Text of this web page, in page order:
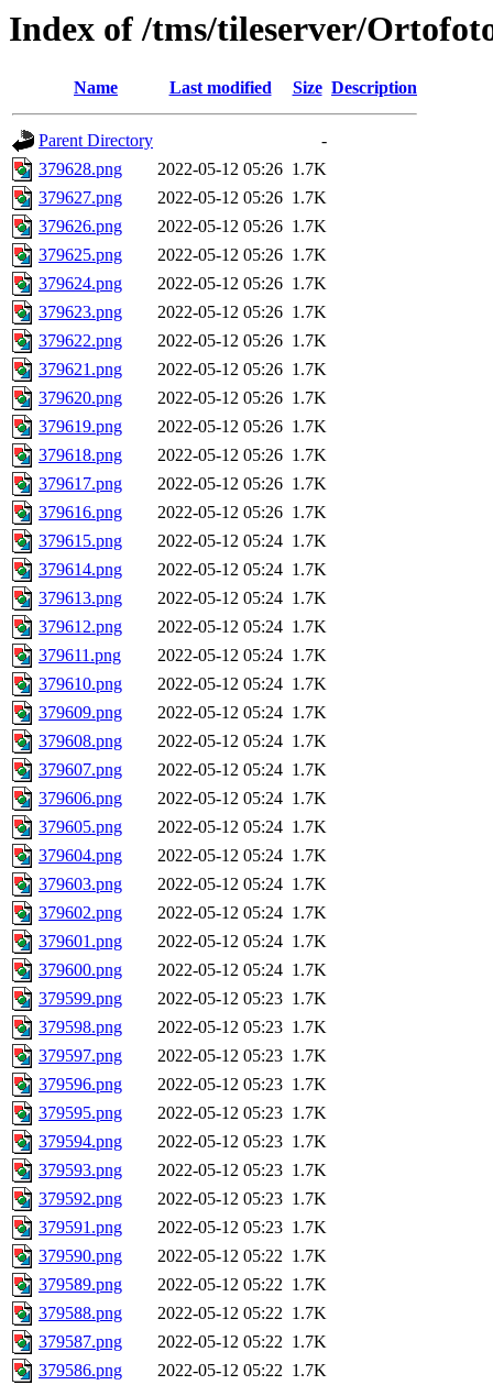
Index of /tms/tileserver/
Name Last modified Size Description
Parent Directory
-
379628.png
2022-05-12 05:26 1.7K
379627.png
2022-05-12 05:26 1.7K
379626.png
2022-05-12 05:26 1.7K
379625.png
2022-05-12 05:26 1.7K
379624.png
2022-05-12 05:26 1.7K
379623.png
2022-05-12 05:26 1.7K
379622.png
2022-05-12 05:26 1.7K
379621.png
2022-05-12 05:26 1.7K
379620.png
2022-05-12 05:26 1.7K
379619.png
2022-05-12 05:26 1.7K
379618.png
2022-05-12 05:26 1.7K
379617.png
2022-05-12 05:26 1.7K
379616.png
2022-05-12 05:26 1.7K
379615.png
2022-05-12 05:24 1.7K
379614.png
2022-05-12 05:24 1.7K
379613.png
2022-05-12 05:24 1.7K
379612.png
2022-05-12 05:24 1.7K
379611.png
2022-05-12 05:24 1.7K
379610.png
2022-05-12 05:24 1.7K
379609.png
2022-05-12 05:24 1.7K
379608.png
2022-05-12 05:24 1.7K
379607.png
2022-05-12 05:24 1.7K
379606.png
2022-05-12 05:24 1.7K
379605.png
2022-05-12 05:24 1.7K
379604.png
2022-05-12 05:24 1.7K
379603.png
2022-05-12 05:24 1.7K
379602.png
2022-05-12 05:24 1.7K
379601.png
2022-05-12 05:24 1.7K
379600.png
2022-05-12 05:24 1.7K
379599.png
2022-05-12 05:23 1.7K
379598.png
2022-05-12 05:23 1.7K
379597.png
2022-05-12 05:23 1.7K
379596.png
2022-05-12 05:23 1.7K
379595.png
2022-05-12 05:23 1.7K
379594.png
2022-05-12 05:23 1.7K
379593.png
2022-05-12 05:23 1.7K
379592.png
2022-05-12 05:23 1.7K
379591.png
2022-05-12 05:23 1.7K
379590.png
2022-05-12 05:22 1.7K
379589.png
2022-05-12 05:22 1.7K
379588.png
2022-05-12 05:22 1.7K
379587.png
2022-05-12 05:22 1.7K
379586.png
2022-05-12 05:22 1.7K